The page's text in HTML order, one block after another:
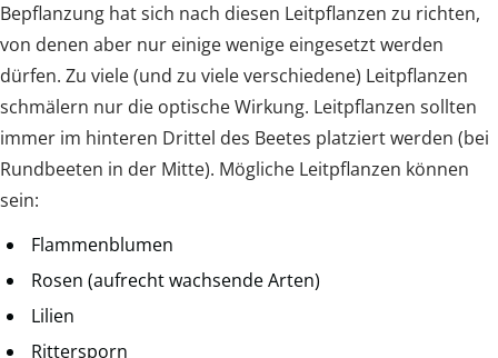
Bepflanzung hat sich nach diesen Leitpflanzen zu richten,
von denen aber nur einige wenige eingesetzt werden
dürfen. Zu viele (und zu viele verschiedene) Leitpflanzen
schmälern nur die optische Wirkung. Leitpflanzen sollten
immer im hinteren Drittel des Beetes platziert werden (bei
Rundbeeten in der Mitte). Mögliche Leitpflanzen können
sein:
Flammenblumen
Rosen (aufrecht wachsende Arten)
Lilien
Rittersporn